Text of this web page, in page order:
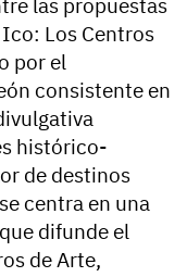
las propuestas
Ico: Los Centros
por el
consistente en
histórico-
de destinos
centra en una
difunde el
de Arte,